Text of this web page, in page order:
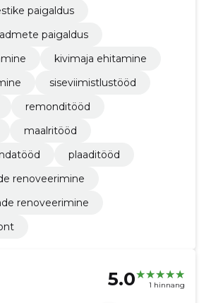
paigaldus
paigaldus
kivimaja ehitamine
siseviimistlustööd
remonditööd
maalritööd
plaaditööd
renoveerimine
renoveerimine
5.0 1 hinnang